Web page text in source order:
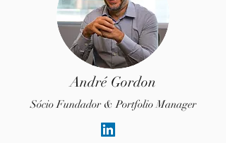
André Gordon
Sócio Fundador & Portfolio Manager